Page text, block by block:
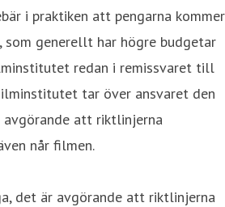
i praktiken att pengarna kommer
generellt har högre budgetar
redan i remissvaret till
tar över ansvaret den
att riktlinjerna
når filmen.
det är avgörande att riktlinjerna